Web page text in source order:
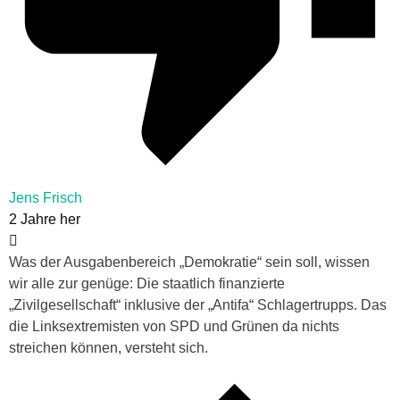
Jens Frisch
2 Jahre her
Was der Ausgabenbereich „Demokratie“ sein soll, wissen
wir alle zur genüge: Die staatlich finanzierte
„Zivilgesellschaft“ inklusive der „Antifa“ Schlagertrupps. Das
die Linksextremisten von SPD und Grünen da nichts
streichen können, versteht sich.